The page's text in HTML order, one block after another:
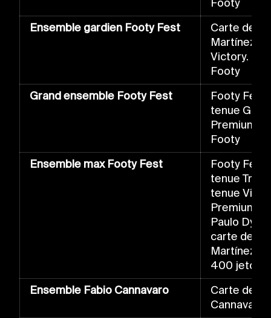
Ensemble gardien Footy Fest
Carte de
Martínez
Victory.
Footy
Grand ensemble Footy Fest
Footy Fest
tenue
Premium.
Footy
Ensemble max Footy Fest
Footy Fest
tenue
tenue
Premium,
Paulo
carte de
Martínez
400 jetons
Ensemble Fabio Cannavaro
Carte de
Cannavaro